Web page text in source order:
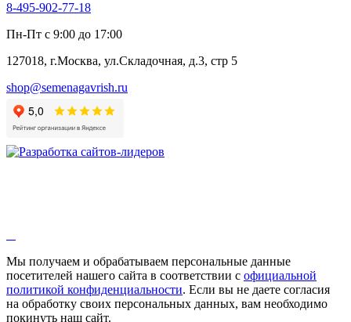
8-495-902-77-18
Пн-Пт с 9:00 до 17:00
127018, г.Москва, ул.Складочная, д.3, стр 5
shop@semenagavrish.ru
Мы получаем и обрабатываем персональные данные
посетителей нашего сайта в соответствии с официальной
политикой конфиденциальности. Если вы не даете согласия
на обработку своих персональных данных, вам необходимо
покинуть наш сайт.